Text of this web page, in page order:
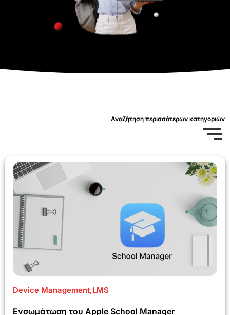
Αναζήτηση περισσότερων κατηγοριών
Device Management,LMS
Ενσωμάτωση του Apple School Manager